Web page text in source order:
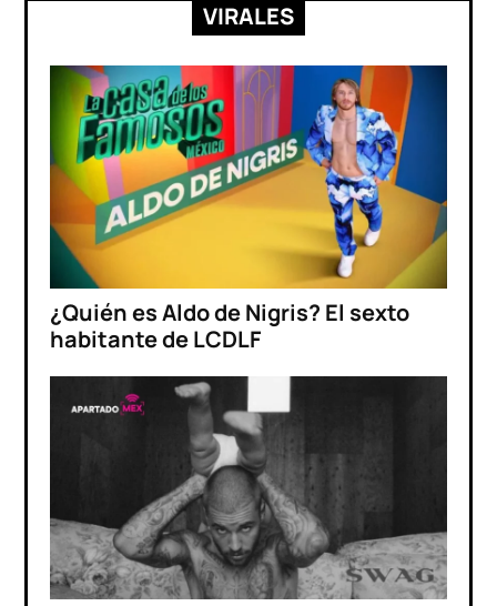
VIRALES
¿Quién es Aldo de Nigris? El sexto
habitante de LCDLF